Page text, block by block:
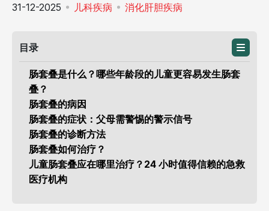
31-12-2025 儿科疾病 消化肝胆疾病
目录
肠套叠是什么？哪些年龄段的儿童更容易发生肠套
叠？
肠套叠的病因
肠套叠的症状：父母需警惕的警示信号
肠套叠的诊断方法
肠套叠如何治疗？
儿童肠套叠应在哪里治疗？24 小时值得信赖的急救
医疗机构